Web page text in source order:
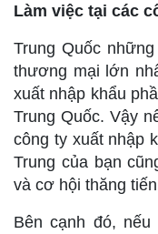
Làm việc tại các
Trung Quốc
thương mại lớn
xuất nhập khẩu
Trung Quốc. Vậy
công ty xuất nhập
Trung của bạn
và cơ hội thăng
Bên cạnh đó,